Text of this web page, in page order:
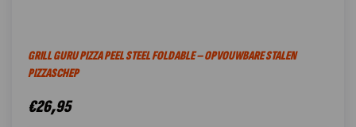
GRILL GURU PIZZA PEEL STEEL FOLDABLE – OPVOUWBARE STALEN
PIZZASCHEP
€26,95